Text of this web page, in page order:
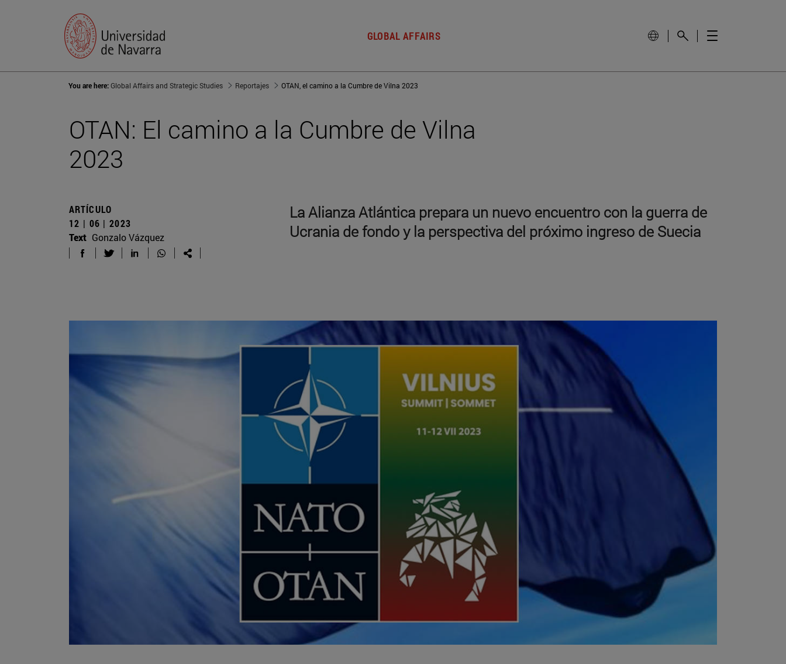
GLOBAL AFFAIRS
You are here:Global Affairs and Strategic Studies Reportajes OTAN, el camino a la Cumbre de Vilna 2023
OTAN: El camino a la Cumbre de Vilna
2023
ARTÍCULO
12 | 06 | 2023
Text Gonzalo Vázquez
La Alianza Atlántica prepara un nuevo encuentro con la guerra de
Ucrania de fondo y la perspectiva del próximo ingreso de Suecia